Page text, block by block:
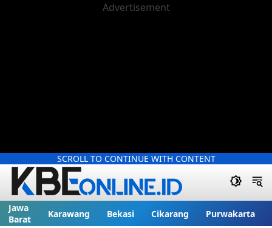
SCROLL TO CONTINUE WITH CONTENT
Jawa
Barat
Karawang Bekasi Cikarang Purwakarta